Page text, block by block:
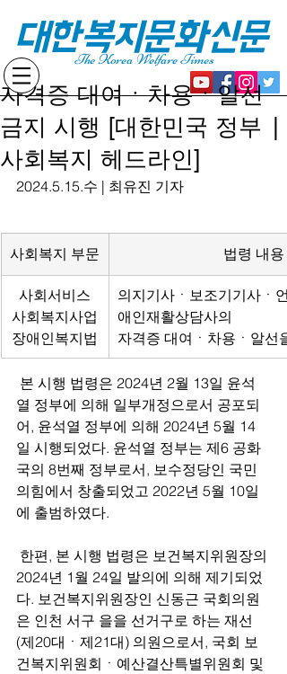
대한복지문화신문
The Korea Welfare Times
자격증 대여ㆍ차용ㆍ알선
금지 시행 [대한민국 정부 |
사회복지 헤드라인]
2024.5.15.수 | 최유진 기자
사회복지 부문 법령 내용
사회서비스
사회복지사업
장애인복지법
의지기사ㆍ보조기기사ㆍ
애인재활상담사의
자격증 대여ㆍ차용ㆍ알선
열 정부에 의해 일부개정으로서 공포되
어, 윤석열 정부에 의해 2024년 5월 14
일 시행되었다. 윤석열 정부는 제6 공화
국의 8번째 정부로서, 보수정당인 국민
의힘에서 창출되었고 2022년 5월 10일
에 출범하였다.
한편, 본 시행 법령은 보건복지위원장의
2024년 1월 24일 발의에 의해 제기되었
다. 보건복지위원장인 신동근 국회의원
은 인천 서구 을을 선거구로 하는 재선
(제20대ㆍ제21대) 의원으로서, 국회 보
건복지위원회ㆍ예산결산특별위원회 및